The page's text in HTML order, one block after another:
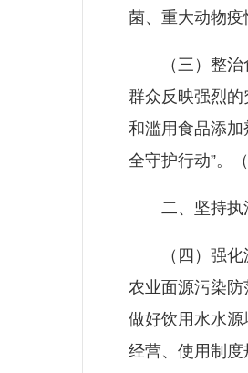
菌、重大动物疫
（三）整治食
群众反映强烈
和滥用食品添加
全守护行动”。
二、坚持执
（四）强化源
农业面源污染防
做好饮用水水源
经营、使用制